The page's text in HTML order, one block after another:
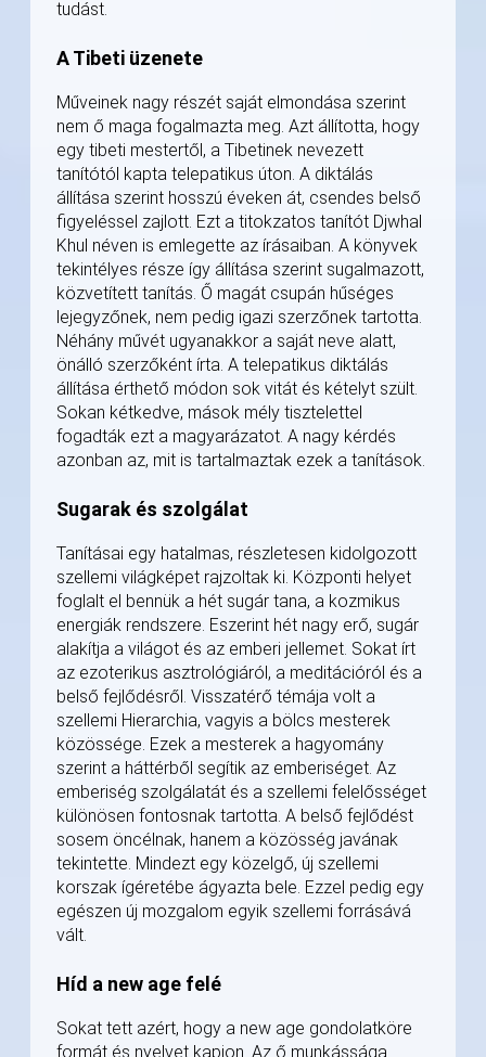
tudást.
A Tibeti üzenete
Műveinek nagy részét saját elmondása szerint
nem ő maga fogalmazta meg. Azt állította, hogy
egy tibeti mestertől, a Tibetinek nevezett
tanítótól kapta telepatikus úton. A diktálás
állítása szerint hosszú éveken át, csendes belső
figyeléssel zajlott. Ezt a titokzatos tanítót Djwhal
Khul néven is emlegette az írásaiban. A könyvek
tekintélyes része így állítása szerint sugalmazott,
közvetített tanítás. Ő magát csupán hűséges
lejegyzőnek, nem pedig igazi szerzőnek tartotta.
Néhány művét ugyanakkor a saját neve alatt,
önálló szerzőként írta. A telepatikus diktálás
állítása érthető módon sok vitát és kételyt szült.
Sokan kétkedve, mások mély tisztelettel
fogadták ezt a magyarázatot. A nagy kérdés
azonban az, mit is tartalmaztak ezek a tanítások.
Sugarak és szolgálat
Tanításai egy hatalmas, részletesen kidolgozott
szellemi világképet rajzoltak ki. Központi helyet
foglalt el bennük a hét sugár tana, a kozmikus
energiák rendszere. Eszerint hét nagy erő, sugár
alakítja a világot és az emberi jellemet. Sokat írt
az ezoterikus asztrológiáról, a meditációról és a
belső fejlődésről. Visszatérő témája volt a
szellemi Hierarchia, vagyis a bölcs mesterek
közössége. Ezek a mesterek a hagyomány
szerint a háttérből segítik az emberiséget. Az
emberiség szolgálatát és a szellemi felelősséget
különösen fontosnak tartotta. A belső fejlődést
sosem öncélnak, hanem a közösség javának
tekintette. Mindezt egy közelgő, új szellemi
korszak ígéretébe ágyazta bele. Ezzel pedig egy
egészen új mozgalom egyik szellemi forrásává
vált.
Híd a new age felé
Sokat tett azért, hogy a new age gondolatköre
formát és nyelvet kapjon. Az ő munkássága